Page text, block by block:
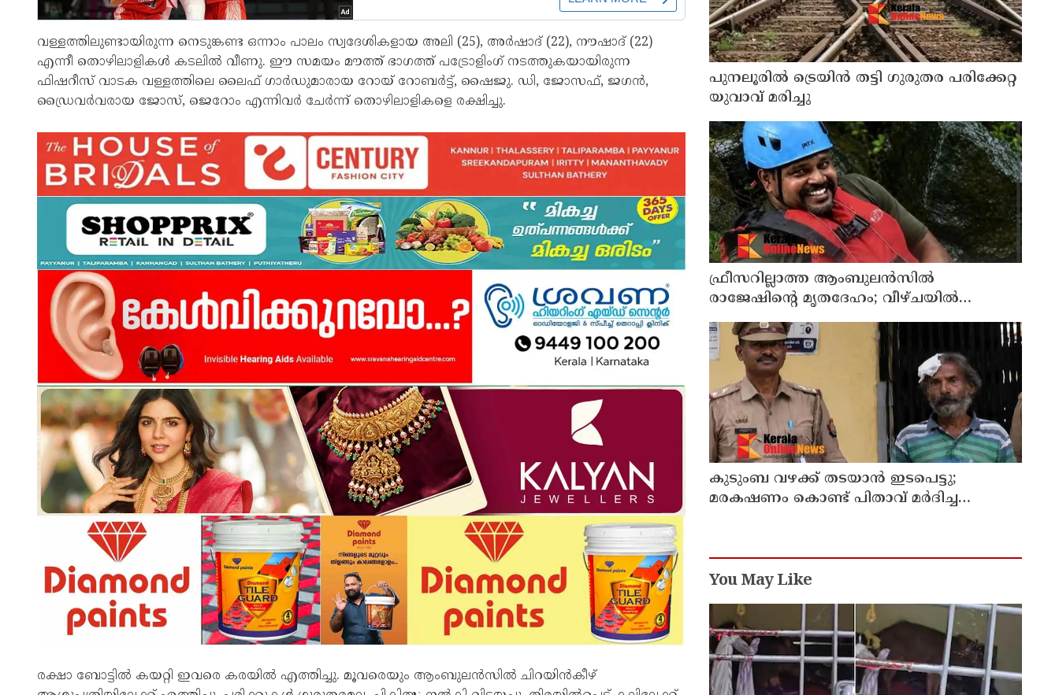
വള്ളത്തിലുണ്ടായിരുന്ന നെടുങ്കണ്ട ഒന്നാം പാലം സ്വദേശികളായ അലി (25), അർഷാദ് (22), നൗഷാദ് (22)
എന്നീ തൊഴിലാളികൾ കടലിൽ വീണു. ഈ സമയം മൗത്ത് ഭാഗത്ത് പട്രോളിംഗ് നടത്തുകയായിരുന്ന
ഫിഷറീസ് വാടക വള്ളത്തിലെ ലൈഫ് ഗാർഡുമാരായ റോയ് റോബർട്ട്, ഷൈജു. ഡി, ജോസഫ്, ജഗൻ,
ഡ്രൈവർവരായ ജോസ്, ജെറോം എന്നിവർ ചേർന്ന് തൊഴിലാളികളെ രക്ഷിച്ചു.
രക്ഷാ ബോട്ടിൽ കയറ്റി ഇവരെ കരയിൽ എത്തിച്ചു. മൂവരെയും ആംബുലൻസിൽ ചിറയിൻകീഴ്
പുനലൂരിൽ ട്രെയിൻ തട്ടി ഗുരുതര പരിക്കേറ്റ
യുവാവ് മരിച്ചു
ഫ്രീസറില്ലാത്ത ആംബുലൻസിൽ
രാജേഷിൻ്റെ മൃതദേഹം; വീഴ്ചയിൽ
വിശദീകരണം തേടി കണ്ണൂർ എഡിഎം
കുടുംബ വഴക്ക് തടയാന്‍ ഇടപെട്ടു;
മരകഷണം കൊണ്ട് പിതാവ് മർദിച്ച
You May Like